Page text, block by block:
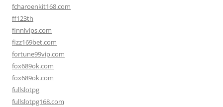
fcharoenkit168.com
ff123th
finnivips.com
fizz169bet.com
fortune99vip.com
fox689ok.com
fox689ok.com
fullslotpg
fullslotpg168.com